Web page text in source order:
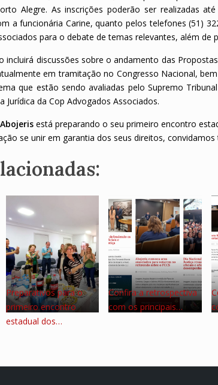
Alegre. As inscrições poderão ser realizadas
a funcionária Carine, quanto pelos telefones (51)
para o debate de temas relevantes, além de
incluirá discussões sobre o andamento das
em tramitação no Congresso Nacional,
que estão sendo avaliadas pelo Supremo
Jurídica da Cop Advogados Associados.
Abojerisestá preparando o seu primeiro encontro
se unir em garantia dos seus direitos,
Preparativos para o
primeiro encontro
estadual dos…
Confira a retrospectiva
com os principais…